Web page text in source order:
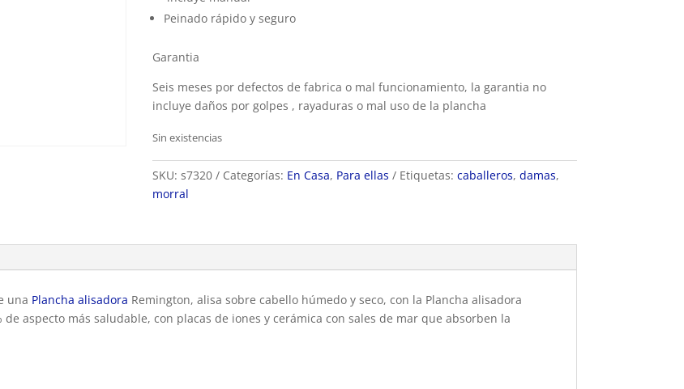
Peinado rápido y seguro
Garantia
Seis meses por defectos de fabrica o mal funcionamiento, la garantia no
incluye daños por golpes , rayaduras o mal uso de la plancha
Sin existencias
SKU:s7320 Categorías: En Casa, Para ellas Etiquetas:caballeros,damas,
morral
una Plancha alisadora Remington, alisa sobre cabello húmedo y seco, con la Plancha alisadora
aspecto más saludable, con placas de iones y cerámica con sales de mar que absorben la